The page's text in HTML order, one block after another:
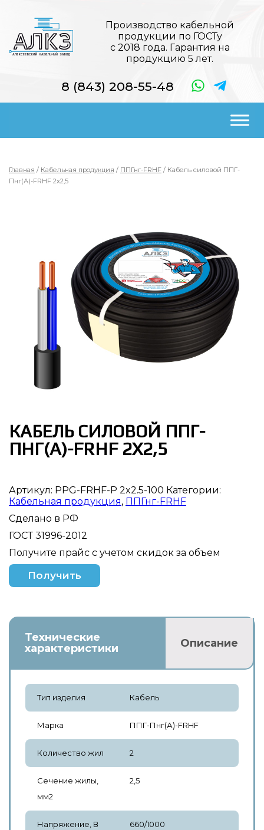
Производство кабельной
продукции по ГОСТу
с 2018 года. Гарантия на
продукцию 5 лет.
8 (843) 208-55-48
Главная / Кабельная продукция / ППГнг-FRHF / Кабель силовой ППГ-
Пнг(А)-FRHF 2х2,5
КАБЕЛЬ СИЛОВОЙ ППГ-
ПНГ(А)-FRHF 2Х2,5
Артикул: PPG-FRHF-P 2x2.5-100 Категории:
Кабельная продукция, ППГнг-FRHF
Сделано в РФ
ГОСТ 31996-2012
Получите прайс с учетом скидок за объем
Получить
Технические
характеристики
Описание
Тип изделия Кабель
Марка ППГ-Пнг(А)-FRHF
Количество жил 2
Сечение жилы,
мм2
2,5
Напряжение, В 660/1000